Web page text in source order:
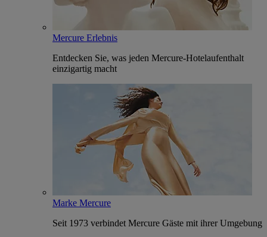
Mercure Erlebnis
Entdecken Sie, was jeden Mercure-Hotelaufenthalt
einzigartig macht
Marke Mercure
Seit 1973 verbindet Mercure Gäste mit ihrer Umgebung